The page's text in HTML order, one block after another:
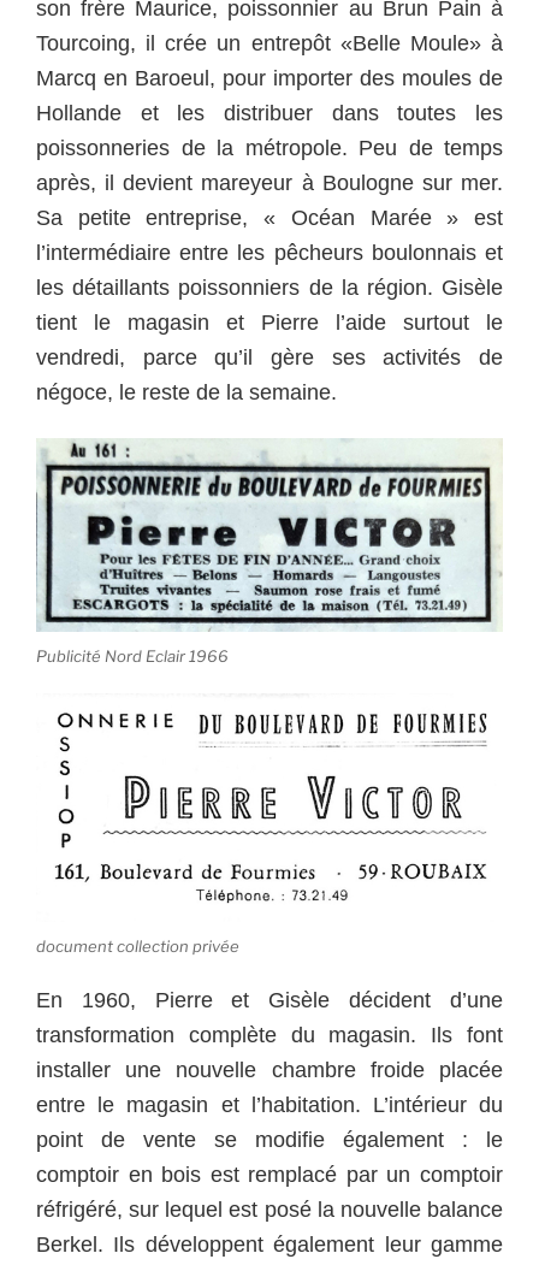
son frère Maurice, poissonnier au Brun Pain à
Tourcoing, il crée un entrepôt «Belle Moule» à
Marcq en Baroeul, pour importer des moules de
Hollande et les distribuer dans toutes les
poissonneries de la métropole. Peu de temps
après, il devient mareyeur à Boulogne sur mer.
Sa petite entreprise, « Océan Marée » est
l’intermédiaire entre les pêcheurs boulonnais et
les détaillants poissonniers de la région. Gisèle
tient le magasin et Pierre l’aide surtout le
vendredi, parce qu’il gère ses activités de
négoce, le reste de la semaine.
Publicité Nord Eclair 1966
document collection privée
En 1960, Pierre et Gisèle décident d’une
transformation complète du magasin. Ils font
installer une nouvelle chambre froide placée
entre le magasin et l’habitation. L’intérieur du
point de vente se modifie également : le
comptoir en bois est remplacé par un comptoir
réfrigéré, sur lequel est posé la nouvelle balance
Berkel. Ils développent également leur gamme